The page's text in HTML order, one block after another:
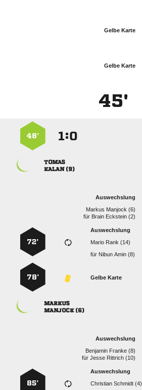
Gelbe Karte
Gelbe Karte
45'
:
48’

 
Auswechslung
  
für   
Auswechslung
  
für   
72’
Gelbe Karte
78’

 
Auswechslung
  
für  
Auswechslung
  
85’